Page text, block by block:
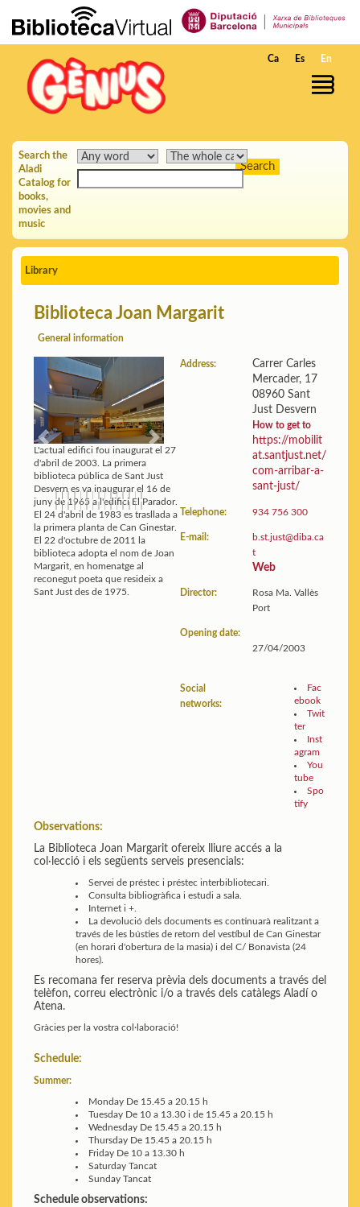
Skip to Main Content
Ca Es En
Search the
Aladi
Catalog for
books,
movies and
music
Library
Biblioteca Joan Margarit
General information
Previous Next
Building:
Floor plans and
photos
Statistics:
View data
Address:
Carrer Carles
Mercader, 17
08960 Sant
Just Desvern
How to get to
https://mobilit
at.santjust.net/
com-arribar-a-
sant-just/
Telephone: 934 756 300
E-mail:
b.st.just@diba.ca
t
Web
Director:
Rosa Ma. Vallès
Port
Opening date:
27/04/2003
Social
networks:
Fac
ebook
Twit
ter
Inst
agram
You
tube
Spo
tify
Observations:
La Biblioteca Joan Margarit ofereix lliure accés a la
col·lecció i els següents serveis presencials:
Servei de préstec i préstec interbibliotecari.
Consulta bibliogràfica i estudi a sala.
Internet i +.
La devolució dels documents es continuarà realitzant a
través de les bústies de retorn del vestíbul de Can Ginestar
(en horari d'obertura de la masia) i del C/ Bonavista (24
hores).
Es recomana fer reserva prèvia dels documents a través del
telèfon, correu electrònic i/o a través dels catàlegs Aladí o
Atena.
Gràcies per la vostra col·laboració!
Schedule:
Summer:
Monday De 15.45 a 20.15 h
Tuesday De 10 a 13.30 i de 15.45 a 20.15 h
Wednesday De 15.45 a 20.15 h
Thursday De 15.45 a 20.15 h
Friday De 10 a 13.30 h
SaturdayTancat
SundayTancat
Schedule observations:
L'actual edifici fou inaugurat el 27
d'abril de 2003. La primera
biblioteca pública de Sant Just
Desvern es va inaugurar el 16 de
juny de 1965 a l'edifici El Parador.
El 24 d'abril de 1983 es trasllada a
la primera planta de Can Ginestar.
El 22 d'octubre de 2011 la
biblioteca adopta el nom de Joan
Margarit, en homenatge al
reconegut poeta que resideix a
Sant Just des de 1975.